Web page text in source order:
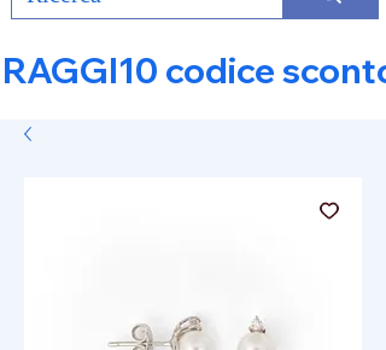
RAGGI10 codice